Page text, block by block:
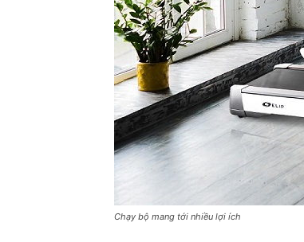
Chạy bộ mang tới nhiều lợi ích